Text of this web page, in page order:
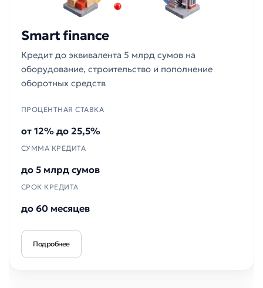
Smart finance
Кредит до эквивалента 5 млрд сумов на
оборудование, строительство и пополнение
оборотных средств
ПРОЦЕНТНАЯ СТАВКА
от 12% до 25,5%
СУММА КРЕДИТА
до 5 млрд сумов
СРОК КРЕДИТА
до 60 месяцев
Подробнее